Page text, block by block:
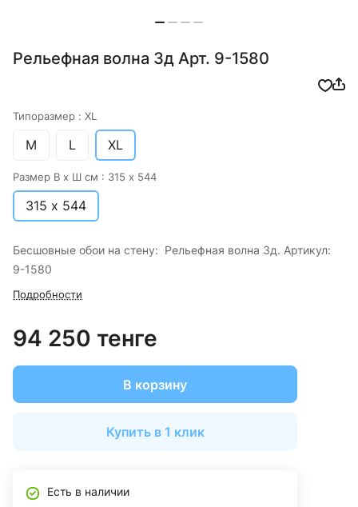
Рельефная волна 3д Арт. 9-1580
Типоразмер : XL
M L XL
Размер В х Ш см : 315 х 544
315 х 544
Бесшовные обои на стену: Рельефная волна 3д. Артикул:
9-1580
Подробности
94 250 тенге
В корзину
Купить в 1 клик
Есть в наличии